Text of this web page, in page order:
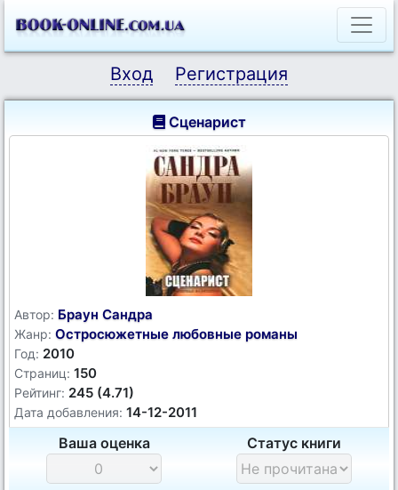
Вход Регистрация
Сценарист
Автор: Браун Сандра
Жанр: Остросюжетные любовные романы
Год: 2010
Страниц: 150
Рейтинг: 245 (4.71)
Дата добавления: 14-12-2011
Ваша оценка Статус книги